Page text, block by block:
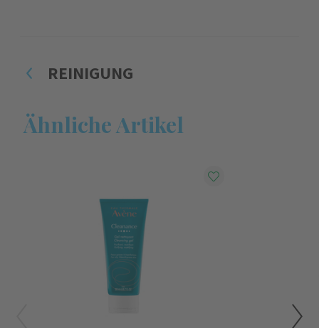
REINIGUNG
Ähnliche Artikel